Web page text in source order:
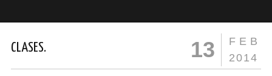
CLASES.
FEB
2014
13